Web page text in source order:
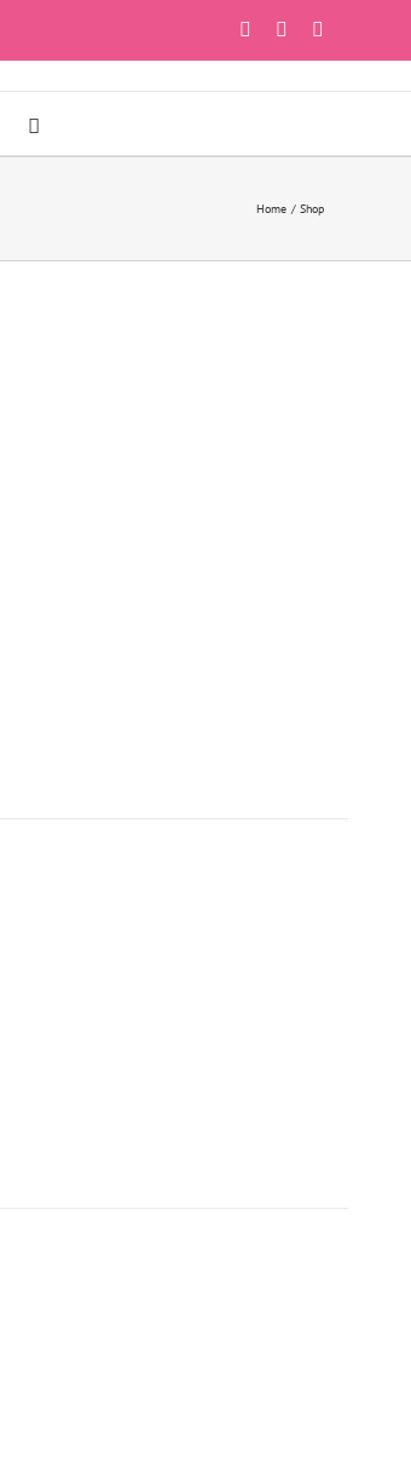
FacebookInstagram
Home Shop